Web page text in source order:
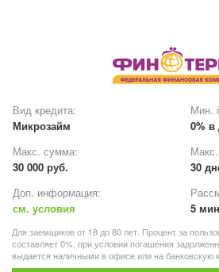
Вид кредита:
Микрозайм
Мин.
0% в
Макс. сумма:
30 000 руб.
30
Доп. информация:
см. условия
5
Для заемщиков от 18 до 80 лет. Процент за
составляет 0%, при условии погашения
выдается наличными в офисе или на банковскую